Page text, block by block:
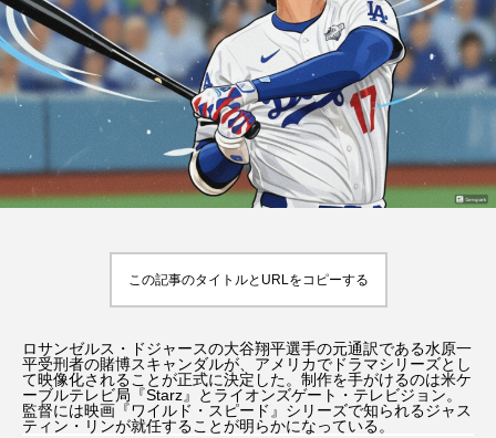
必ず資産になる』
Rooney
2026.07.30
パリの撮影地、見れる
場所、聖地巡礼のコツ
2026.01.31
TAG LIST
jkローリング Netflix Return to My Blue
SUPER 8／スーパーエイト
この記事のタイトルとURLをコピーする
ロサンゼルス・ドジャースの大谷翔平選手の元通訳である水原一
平受刑者の賭博スキャンダルが、アメリカでドラマシリーズとし
て映像化されることが正式に決定した。制作を手がけるのは米ケ
ーブルテレビ局『Starz』とライオンズゲート・テレビジョン。
監督には映画『ワイルド・スピード』シリーズで知られるジャス
ティン・リンが就任することが明らかになっている。